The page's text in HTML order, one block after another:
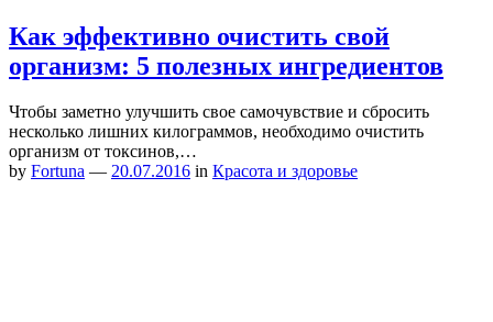
Как эффективно очистить свой
организм: 5 полезных ингредиентов
Чтобы заметно улучшить свое самочувствие и сбросить
несколько лишних килограммов, необходимо очистить
организм от токсинов,…
by Fortuna — 20.07.2016 in Красота и здоровье